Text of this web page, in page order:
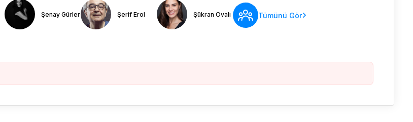
Şenay Gürler Şerif Erol Şükran Ovalı Tümünü Gör